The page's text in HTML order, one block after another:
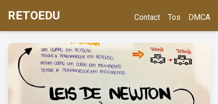
RETOEDU Contact Tos DMCA